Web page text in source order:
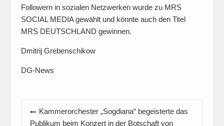
Followern in sozialen Netzwerken wurde zu MRS
SOCIAL MEDIA gewählt und könnte auch den Titel
MRS DEUTSCHLAND gewinnen.
Dmitrij Grebenschikow
DG-News
Beitragsnavigation
Kammerorchester „Sogdiana“ begeisterte das
Publikum beim Konzert in der Botschaft von